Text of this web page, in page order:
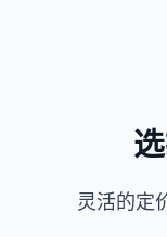
灵活的定